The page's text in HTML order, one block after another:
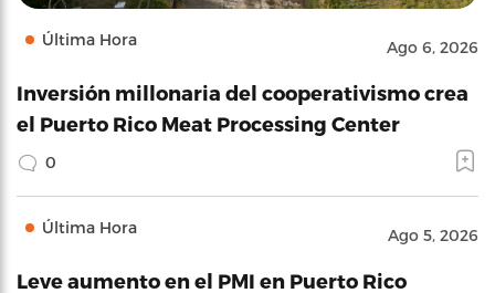
Última Hora Ago 6, 2026
Inversión millonaria del cooperativismo crea
el Puerto Rico Meat Processing Center
0
Última Hora Ago 5, 2026
Leve aumento en el PMI en Puerto Rico